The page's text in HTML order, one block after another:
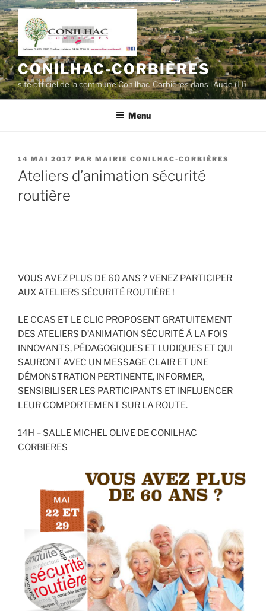
Aller
au
contenu
principal
CONILHAC-CORBIÈRES
site officiel de la commune Conilhac-Corbières dans l'Aude (11)
Menu
PUBLIÉ
LE
14 MAI 2017 PAR MAIRIE CONILHAC-CORBIÈRES
Ateliers d’animation sécurité
routière
VOUS AVEZ PLUS DE 60 ANS ? VENEZ PARTICIPER
AUX ATELIERS SÉCURITÉ ROUTIÈRE !
LE CCAS ET LE CLIC PROPOSENT GRATUITEMENT
DES ATELIERS D’ANIMATION SÉCURITÉ À LA FOIS
INNOVANTS, PÉDAGOGIQUES ET LUDIQUES ET QUI
SAURONT AVEC UN MESSAGE CLAIR ET UNE
DÉMONSTRATION PERTINENTE, INFORMER,
SENSIBILISER LES PARTICIPANTS ET INFLUENCER
LEUR COMPORTEMENT SUR LA ROUTE.
14H – SALLE MICHEL OLIVE DE CONILHAC
CORBIERES